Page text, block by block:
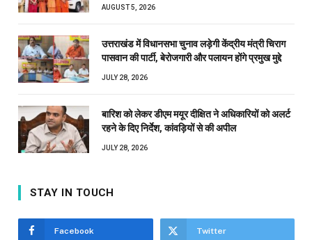
AUGUST 5, 2026
उत्तराखंड में विधानसभा चुनाव लड़ेगी केंद्रीय मंत्री चिराग
पासवान की पार्टी, बेरोजगारी और पलायन होंगे प्रमुख मुद्दे
JULY 28, 2026
बारिश को लेकर डीएम मयूर दीक्षित ने अधिकारियों को अलर्ट
रहने के दिए निर्देश, कांवड़ियों से की अपील
JULY 28, 2026
STAY IN TOUCH
Facebook Twitter